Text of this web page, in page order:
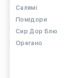
Салямі
Помідори
Сир Дор Блю
Орегано